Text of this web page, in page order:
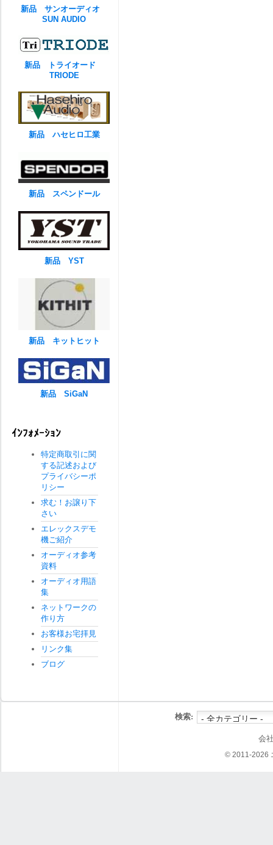
新品 サンオーディオ
SUN AUDIO
新品 トライオード
TRIODE
新品 ハセヒロ工業
新品 スペンドール
新品 YST
新品 キットヒット
新品 SiGaN
ｲﾝﾌｫﾒｰｼｮﾝ
特定商取引に関
する記述および
プライバシーポ
リシー
求む！お譲り下
さい
エレックスデモ
機ご紹介
オーディオ参考
資料
オーディオ用語
集
ネットワークの
作り方
お客様お宅拝見
リンク集
ブログ
検索:
会
© 2011-2026